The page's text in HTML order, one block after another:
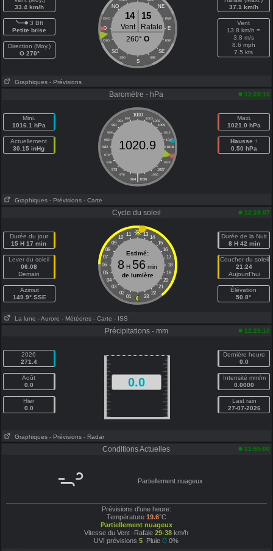
33.4 km/h
3 Bft
Petite brise
Direction (Moy.)
O 270°
NO NE
ONO ENE
O E
OSO ESE
SO SE
SSO SSE
S
14 15
Vent
Rafale
260° O
37.1 km/h
Vent
13.8 km/h =
3.8 m/s
8.6 mph
7.5 kts
Graphiques - Prévisions
Baromètre - hPa 12:28:10
Mini.
1016.1 hPa
Actuellement
30.15 inHg
1000
997 1003
994
1006
991
1009
988
1012
985
1015
982
1018
979
1021
976
1024
973
1027
970
1030
|
964 1036
1020.9
Maxi.
1021.0 hPa
Hausse ↑
0.50 hPa
Graphiques - Prévisions - Carte
Cycle du soleil 12:28:07
Durée du jour
15 H 17 min
Lever du soleil
06:08
Demain
Azimut
149.9° SSE
11 13
10
14
09
15
08
16
07
17
06
18
05
19
04
20
03
21
02
22
01 23
Estimé:
8 H 56 min
de lumière
Durée de la Nuit
8 H 42 min
Coucher du soleil
21:24
Aujourd'hui
Élévation
50.8°
La lune - Aurore - Météores - Carte - ISS
Précipitations - mm 12:28:10
2026
271.4
Août
0.0
Hier
0.0
0.0
Dernière heure
0.0
Intensité mm/m
0.0000
Last rain
27-07-2026
Graphiques - Prévisions - Radar
Conditions Actuelles 11:55:00
Partiellement nuageux
Prévisions d'une heure:
Température 19.6°C
Partiellement nuageux
Vitesse du Vent -Rafale29-38 km/h
UVI prévisions5 Pluie 0%